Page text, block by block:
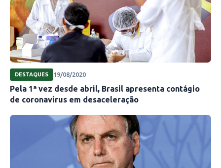
DESTAQUES 19/08/2020
Pela 1ª vez desde abril, Brasil apresenta contágio
de coronavírus em desaceleração